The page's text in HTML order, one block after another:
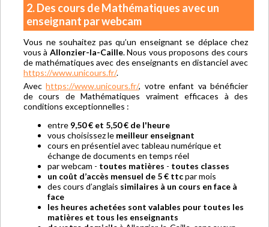
2. Des cours de Mathématiques avec un
enseignant par webcam
Vous ne souhaitez pas qu’un enseignant se déplace chez
vous à Allonzier-la-Caille. Nous vous proposons des cours
de mathématiques avec des enseignants en distanciel avec
https://www.unicours.fr/.
Avechttps://www.unicours.fr/, votre enfant va bénéficier
de cours de Mathématiques vraiment efficaces à des
conditions exceptionnelles :
entre 9,50 € et 5,50 € de l'heure
vous choisissez le meilleur enseignant
cours en présentiel avec tableau numérique et
échange de documents en temps réel
par webcam - toutes matières - toutes classes
un coût d’accès mensuel de 5 € ttcpar mois
des cours d’anglais similaires à un cours en face à
face
les heures achetées sont valables pour toutes les
matières et tous les enseignants